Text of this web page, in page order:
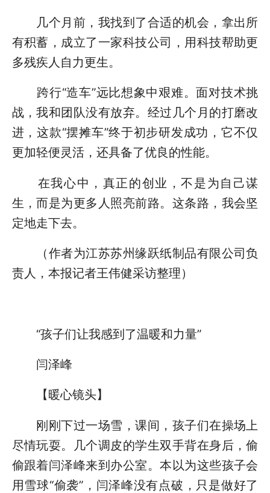
几个月前，我找到了合适的机会，拿出所
有积蓄，成立了一家科技公司，用科技帮助更
多残疾人自力更生。
跨行“造车”远比想象中艰难。面对技术挑
战，我和团队没有放弃。经过几个月的打磨改
进，这款“摆摊车”终于初步研发成功，它不仅
更加轻便灵活，还具备了优良的性能。
在我心中，真正的创业，不是为自己谋
生，而是为更多人照亮前路。这条路，我会坚
定地走下去。
（作者为江苏苏州缘跃纸制品有限公司负
责人，本报记者王伟健采访整理）
“孩子们让我感到了温暖和力量”
闫泽峰
【暖心镜头】
刚刚下过一场雪，课间，孩子们在操场上
尽情玩耍。几个调皮的学生双手背在身后，偷
偷跟着闫泽峰来到办公室。本以为这些孩子会
用雪球“偷袭”，闫泽峰没有点破，只是做好了